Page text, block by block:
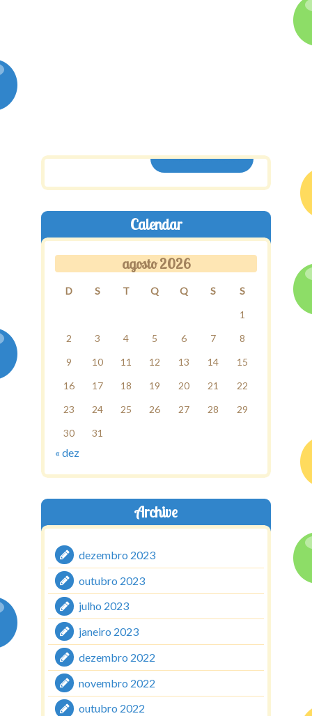
ASSINE AQUI
Calendar
agosto 2026
D S T Q Q S
S
1
2
3 4 5 6 7
8
9
10 11 12 13 14
15
16
17 18 19 20 21
22
23
24 25 26 27 28
29
30
31
« dez
Archive
dezembro 2023
outubro 2023
julho 2023
janeiro 2023
dezembro 2022
novembro 2022
outubro 2022